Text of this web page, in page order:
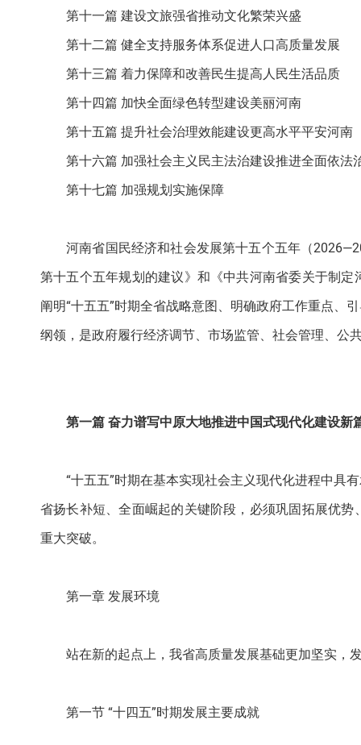
第十一篇 建设文旅强省推动文化繁荣兴盛
第十二篇 健全支持服务体系促进人口高质量发展
第十三篇 着力保障和改善民生提高人民生活品质
第十四篇 加快全面绿色转型建设美丽河南
第十五篇 提升社会治理效能建设更高水平平安河南
第十六篇 加强社会主义民主法治建设推进全面依法
第十七篇 加强规划实施保障
河南省国民经济和社会发展第十五个五年（
第十五个五年规划的建议》和《中共河南省委关于制
阐明“十五五”时期全省战略意图、明确政府工作重点、
纲领，是政府履行经济调节、市场监管、社会管理、公
第一篇 奋力谱写中原大地推进中国式现代化建设新
“十五五”时期在基本实现社会主义现代化进程中具
省扬长补短、全面崛起的关键阶段，必须巩固拓展优
重大突破。
第一章 发展环境
站在新的起点上，我省高质量发展基础更加坚实，
第一节 “十四五”时期发展主要成就